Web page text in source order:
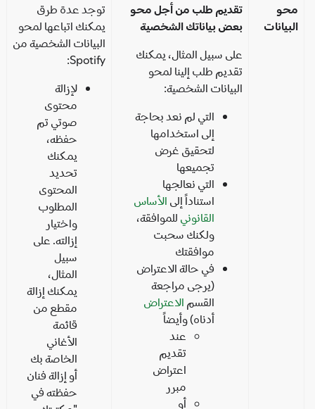
تقديم طلب من أجل محو
بعض بياناتك الشخصية
على سبيل المثال، يمكنك
تقديم طلب إلينا لمحو
البيانات الشخصية:
التي لم نعد بحاجة
إلى استخدامها
لتحقيق غرض
تجميعها
التي نعالجها
استناداً إلىالأساس
القانونيللموافقة،
ولكنك سحبت
موافقتك
في حالة الاعتراض
(يرجى مراجعة
القسمالاعتراض
أدناه) وأيضاً
عند
تقديم
اعتراض
توجد عدة طرق
يمكنك اتباعها لمحو
البيانات الشخصية من
Spotify:
لإزالة
محتوى
صوتي تم
حفظه،
يمكنك
تحديد
المحتوى
المطلوب
واختيار
إزالته. على
المثال،
يمكنك إزالة
مقطع من
قائمة
الأغاني
الخاصة بك
أو إزالة فنان
حفظته في